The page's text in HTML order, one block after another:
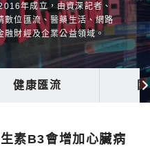
年成立，由資深記者、
數位匯流、醫藥生活、網路
財經及企業公益領域。
健康匯流
素B3會增加心臟病